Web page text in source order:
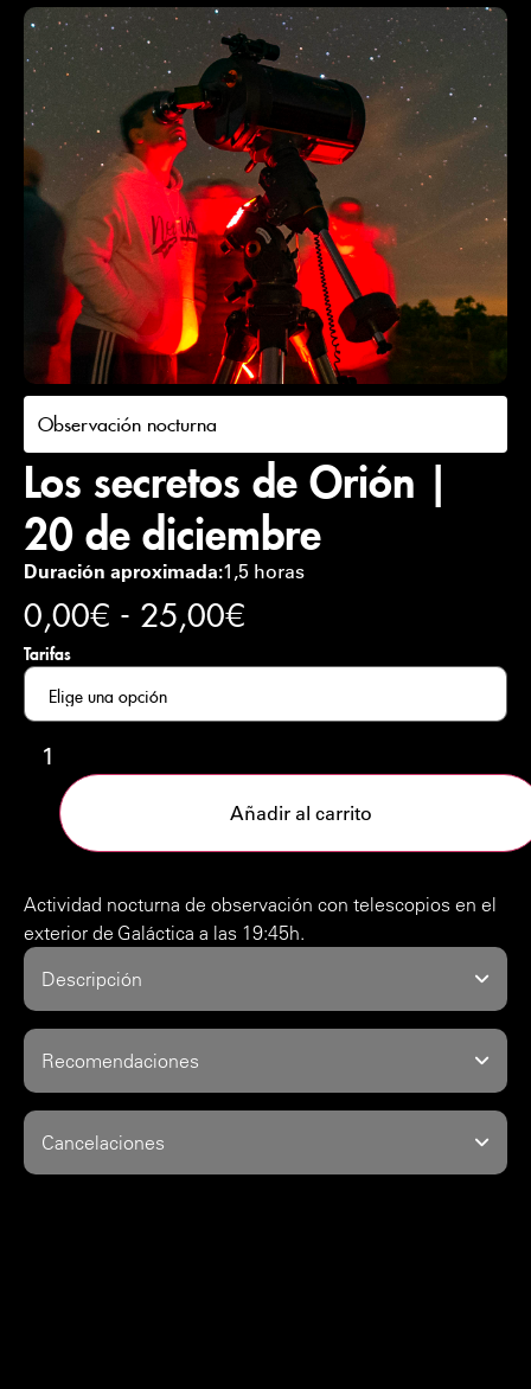
Observación nocturna
Los secretos de Orión |
20 de diciembre
Duración aproximada:1,5 horas
0,00€ 25,00€
Tarifas
Añadir al carrito
Actividad nocturna de observación con telescopios en el
exterior de Galáctica a las 19:45h.
Descripción
Recomendaciones
Cancelaciones